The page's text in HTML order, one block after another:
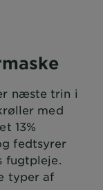
næste trin i
med
13%
fedtsyrer
fugtpleje.
typer af